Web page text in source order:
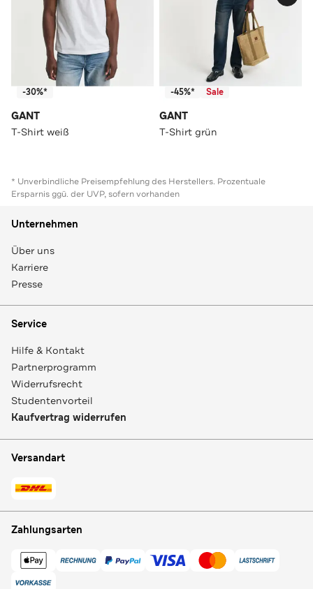
-30%*
GANT
T-Shirt weiß
-45%* Sale
GANT
T-Shirt grün
* Unverbindliche Preisempfehlung des Herstellers. Prozentuale
Ersparnis ggü. der UVP, sofern vorhanden
Unternehmen
Über uns
Karriere
Presse
Service
Hilfe & Kontakt
Partnerprogramm
Widerrufsrecht
Studentenvorteil
Kaufvertrag widerrufen
Versandart
Zahlungsarten